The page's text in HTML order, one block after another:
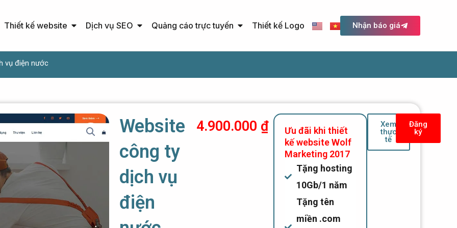
Thiết kế website Open Thiết kế website
Dịch vụ SEO Open Dịch vụ SEO
Quảng cáo trực tuyến Open Quảng cáo trực tuyến
Thiết kế Logo Nhận báo giá
vụ điện nước
Website
công ty
dịch vụ
điện
4.900.000 ₫
Ưu đãi khi thiết
kế website Wolf
Marketing 2017
Tặng hosting
10Gb/1 năm
Tặng tên
miền .com
Xem
thực
tế
Đăng
ký